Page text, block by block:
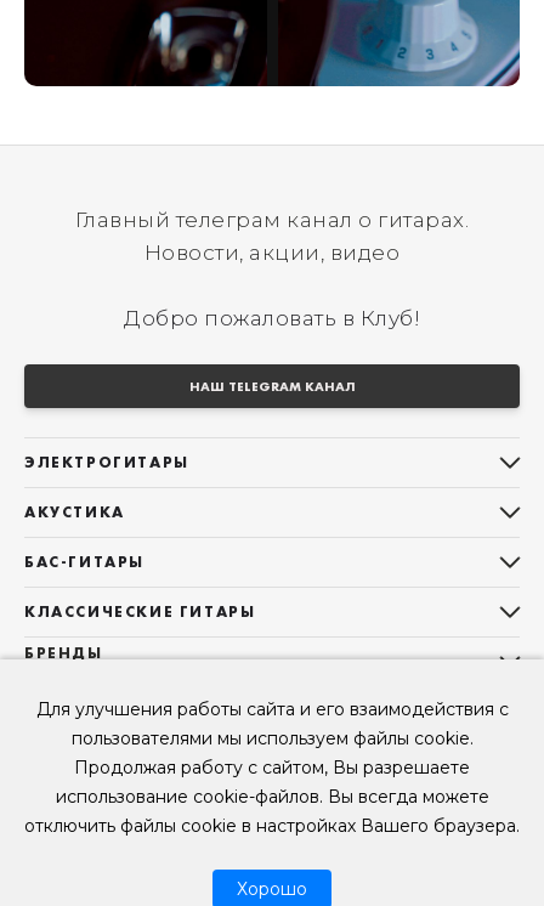
Для улучшения работы сайта и его взаимодействия с
пользователями мы используем файлы cookie.
Продолжая работу с сайтом, Вы разрешаете
использование cookie-файлов. Вы всегда можете
отключить файлы cookie в настройках Вашего браузера.
Хорошо
Главный телеграм канал о гитарах.
Новости, акции, видео
Добро пожаловать в Клуб!
НАШ TELEGRAM КАНАЛ
ЭЛЕКТРОГИТАРЫ
Telecaster
Les Paul
Superstrat
АКУСТИКА
Фолки (ОМ, 000, 00)
Гранд Аудиториум
Б/У, уцененные гитары
БАС-ГИТАРЫ
Precision Bass
Б/У, уцененные гитары
КЛАССИЧЕСКИЕ ГИТАРЫ
Все классические гитары
Б/У, уцененные гитары
БРЕНДЫ
Sigma Guitars
Enya Guitars
Fender
Gibson
Контакты
Мы в Telegram
Мы в ВК
Мы в YouTube